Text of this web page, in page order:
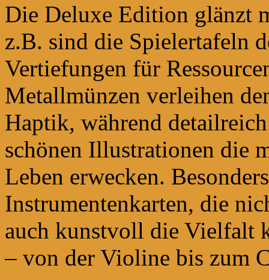
Die Deluxe Edition glänzt
z.B. sind die Spielertafeln
Vertiefungen für
Metallmünzen verleihen
Haptik, während
schönen Illustrationen die
Leben erwecken.
Instrumentenkarten, die
auch kunstvoll die Vielfalt
– von der Violine bis zum